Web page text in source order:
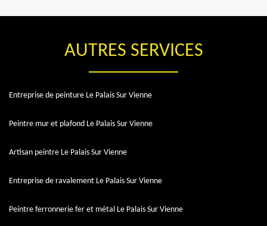
AUTRES SERVICES
Entreprise de peinture Le Palais Sur Vienne
Peintre mur et plafond Le Palais Sur Vienne
Artisan peintre Le Palais Sur Vienne
Entreprise de ravalement Le Palais Sur Vienne
Peintre ferronnerie fer et métal Le Palais Sur Vienne